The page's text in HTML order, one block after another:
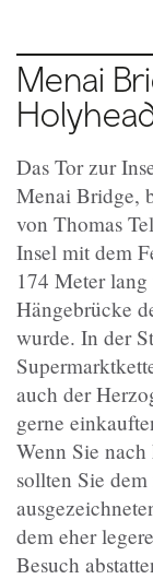
Menai
Das Tor zur
Menai Bridge,
von Thomas
Insel mit dem
174 Meter
Hängebrücke
wurde. In der
auch der
gerne
Wenn Sie nach
sollten Sie
dem eher
Besuch